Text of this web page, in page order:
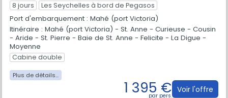
8 jours Les Seychelles à bord de Pegasos
Port d'embarquement : Mahé (port Victoria)
Itinéraire : Mahé (port Victoria) - St. Anne - Curieuse - Cousin
- Aride - St. Pierre - Baie de St. Anne - Felicite - La Digue -
Moyenne
Cabine double
1 395 € Voir l'offre